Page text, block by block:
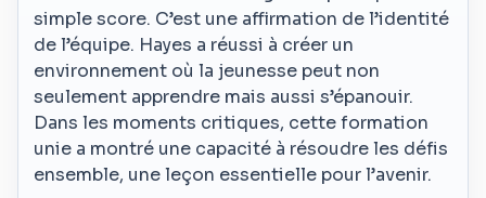
simple score. C’est une affirmation de l’identité
de l’équipe. Hayes a réussi à créer un
environnement où la jeunesse peut non
seulement apprendre mais aussi s’épanouir.
Dans les moments critiques, cette formation
unie a montré une capacité à résoudre les défis
ensemble, une leçon essentielle pour l’avenir.